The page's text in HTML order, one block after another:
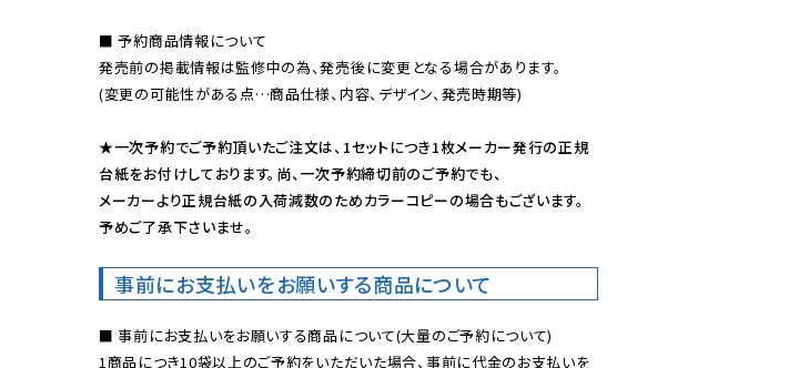
■ 予約商品情報について
発売前の掲載情報は監修中の為、発売後に変更となる場合があります。
(変更の可能性がある点…商品仕様、内容、デザイン、発売時期等)
★一次予約でご予約頂いたご注文は、1セットにつき1枚メーカー発行の正規
台紙をお付けしております。尚、一次予約締切前のご予約でも、
メーカーより正規台紙の入荷減数のためカラーコピーの場合もございます。
予めご了承下さいませ。
事前にお支払いをお願いする商品について
■ 事前にお支払いをお願いする商品について(大量のご予約について)
1商品につき10袋以上のご予約をいただいた場合、事前に代金のお支払いを